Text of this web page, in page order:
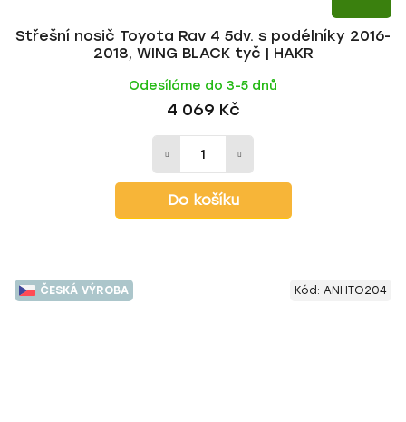
Střešní nosič Toyota Rav 4 5dv. s podélníky 2016-
2018, WING BLACK tyč | HAKR
Odesíláme do 3-5 dnů
4 069 Kč
Do košíku
ČESKÁ VÝROBA Kód: ANHTO204